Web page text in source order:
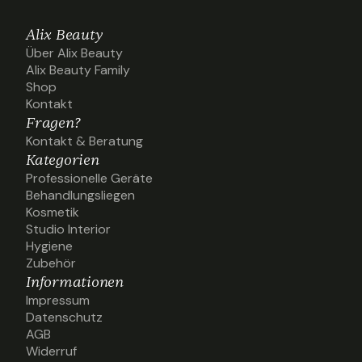
Alix Beauty
Über Alix Beauty
Über Alix Beauty
Alix Beauty Family
Alix Beauty Family
Shop
Shop
Kontakt
Kontakt
Fragen?
Kontakt & Beratung
Kontakt & Beratung
Kategorien
Professionelle Geräte
Professionelle Geräte
Behandlungsliegen
Behandlungsliegen
Kosmetik
Kosmetik
Studio Interior
Studio Interior
Hygiene
Hygiene
Zubehör
Zubehör
Informationen
Impressum
Impressum
Datenschutz
Datenschutz
AGB
AGB
Widerruf